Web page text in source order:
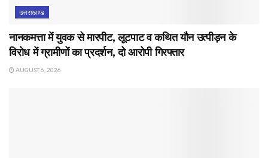
उत्तराखण्ड
नानकमत्ता में युवक से मारपीट, लूटपाट व कथित यौन उत्पीड़न के
विरोध में ग्रामीणों का प्रदर्शन, दो आरोपी गिरफ्तार
AUGUST 6, 2026